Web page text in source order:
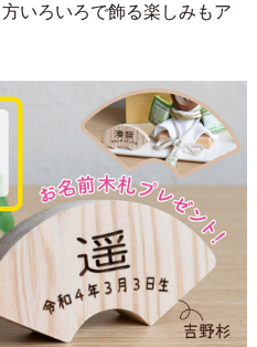
いろいろで飾る楽しみもア